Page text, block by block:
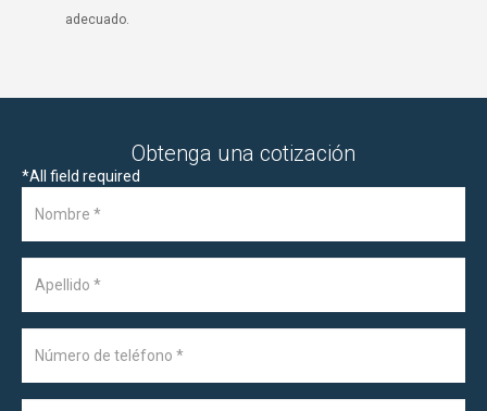
adecuado.
Obtenga una cotización
*All field required